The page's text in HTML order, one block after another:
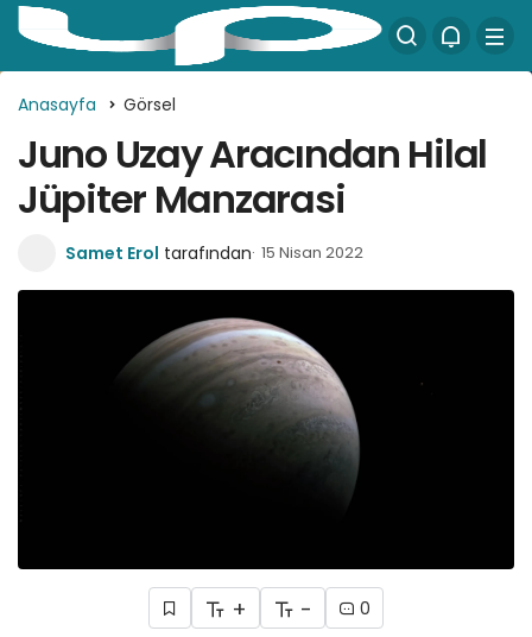
Anasayfa Görsel
Juno Uzay Aracından Hilal
Jüpiter Manzarasi
Samet Erol tarafından 15 Nisan 2022
+ - 0